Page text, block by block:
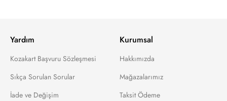
Yardım
Kozakart Başvuru Sözleşmesi
Sıkça Sorulan Sorular
İade ve Değişim
Kurumsal
Hakkımızda
Mağazalarımız
Taksit Ödeme